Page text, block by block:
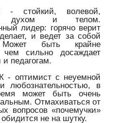
- стойкий, волевой,
духом и телом.
лидер: горячо верит
и ведет за собой
Может быть крайне
сильно досаждает
педагогам.
- оптимист с неуемной
любознательностью, в
может быть очень
Отмахиваться от
вопросов «почемучки»
не на шутку.